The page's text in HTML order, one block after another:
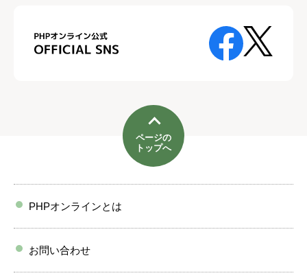
ページの
トップへ
PHPオンラインとは
お問い合わせ